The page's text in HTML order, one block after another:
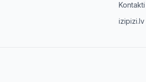
Kontakti
izipizi.lv